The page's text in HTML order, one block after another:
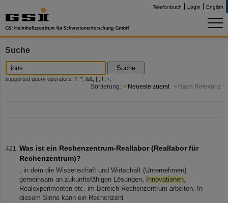
Telefonbuch Login English
Suche
Suche
supported query operators: ?, *, &&, ||, !, +, -
Sortierung: Neueste zuerst Nach Relevanz
Was ist ein Rechenzentrum-Reallabor (Reallabor für
Rechenzentrum)?
, in dem die Wissenschaft und Wirtschaft (Unternehmen)
gemeinsam an zukunftsfähigen Lösungen,
Innovationen,
Realexperimenten etc. im Bereich Rechenzentrum arbeiten. In
diesem Sinne kann ein Rechenzent